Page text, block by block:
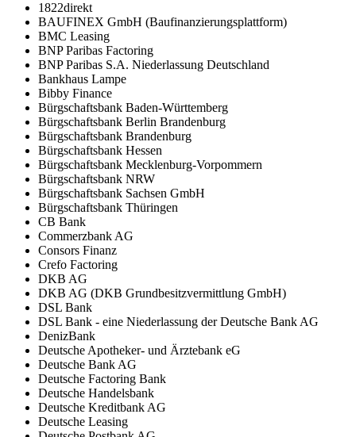
1822direkt
BAUFINEX GmbH (Baufinanzierungsplattform)
BMC Leasing
BNP Paribas Factoring
BNP Paribas S.A. Niederlassung Deutschland
Bankhaus Lampe
Bibby Finance
Bürgschaftsbank Baden-Württemberg
Bürgschaftsbank Berlin Brandenburg
Bürgschaftsbank Brandenburg
Bürgschaftsbank Hessen
Bürgschaftsbank Mecklenburg-Vorpommern
Bürgschaftsbank NRW
Bürgschaftsbank Sachsen GmbH
Bürgschaftsbank Thüringen
CB Bank
Commerzbank AG
Consors Finanz
Crefo Factoring
DKB AG
DKB AG (DKB Grundbesitzvermittlung GmbH)
DSL Bank
DSL Bank - eine Niederlassung der Deutsche Bank AG
DenizBank
Deutsche Apotheker- und Ärztebank eG
Deutsche Bank AG
Deutsche Factoring Bank
Deutsche Handelsbank
Deutsche Kreditbank AG
Deutsche Leasing